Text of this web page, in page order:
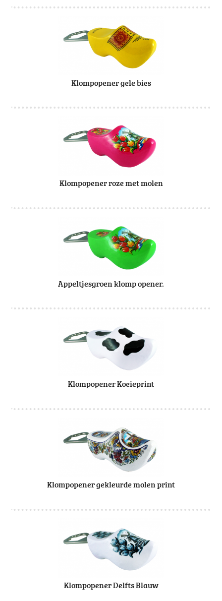
Klompopener gele bies
Klompopener roze met molen
Appeltjesgroen klomp opener.
Klompopener Koeieprint
Klompopener gekleurde molen print
Klompopener Delfts Blauw